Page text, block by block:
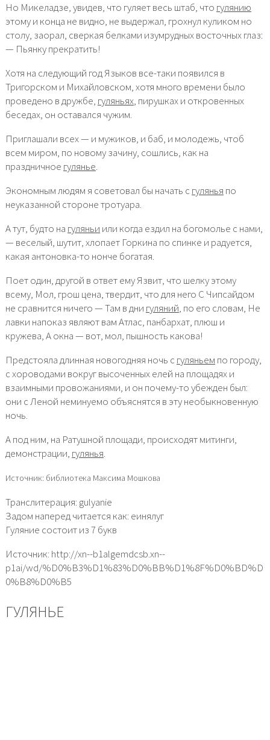
Но Микеладзе, увидев, что гуляет весь штаб, что гулянию
этому и конца не видно, не выдержал, грохнул куликом но
столу, заорал, сверкая белками изумрудных восточных глаз:
— Пьянку прекратить!
Хотя на следующий год Языков все-таки появился в
Тригорском и Михайловском, хотя много времени было
проведено в дружбе, гуляньях, пирушках и откровенных
беседах, он оставался чужим.
Приглашали всех — и мужиков, и баб, и молодежь, чтоб
всем миром, по новому зачину, сошлись, как на
праздничное гулянье.
Экономным людям я советовал бы начать сгулянья по
неуказанной стороне тротуара.
А тут, будто на гуляньи или когда ездил на богомолье с нами,
— веселый, шутит, хлопает Горкина по спинке и радуется,
какая антоновка-то нонче богатая.
Поет один, другой в ответ ему Язвит, что шелку этому
всему, Мол, грош цена, твердит, что для него С Чипсайдом
не сравнится ничего — Там в дни гуляний, по его словам, Не
лавки напоказ являют вам Атлас, панбархат, плюш и
кружева, А окна — вот, мол, пышность какова!
Предстояла длинная новогодняя ночь сгуляньем по городу,
с хороводами вокруг высоченных елей на площадях и
взаимными провожаниями, и он почему-то убежден был:
они с Леной неминуемо объяснятся в эту необыкновенную
ночь.
А под ним, на Ратушной площади, происходят митинги,
демонстрации, гулянья.
Источник: библиотека Максима Мошкова
Транслитерация: gulyanie
Задом наперед читается как: еинялуг
Гуляние состоит из 7 букв
Источник: http://xn--b1algemdcsb.xn--
p1ai/wd/%D0%B3%D1%83%D0%BB%D1%8F%D0%BD%D
0%B8%D0%B5
ГУЛЯНЬЕ